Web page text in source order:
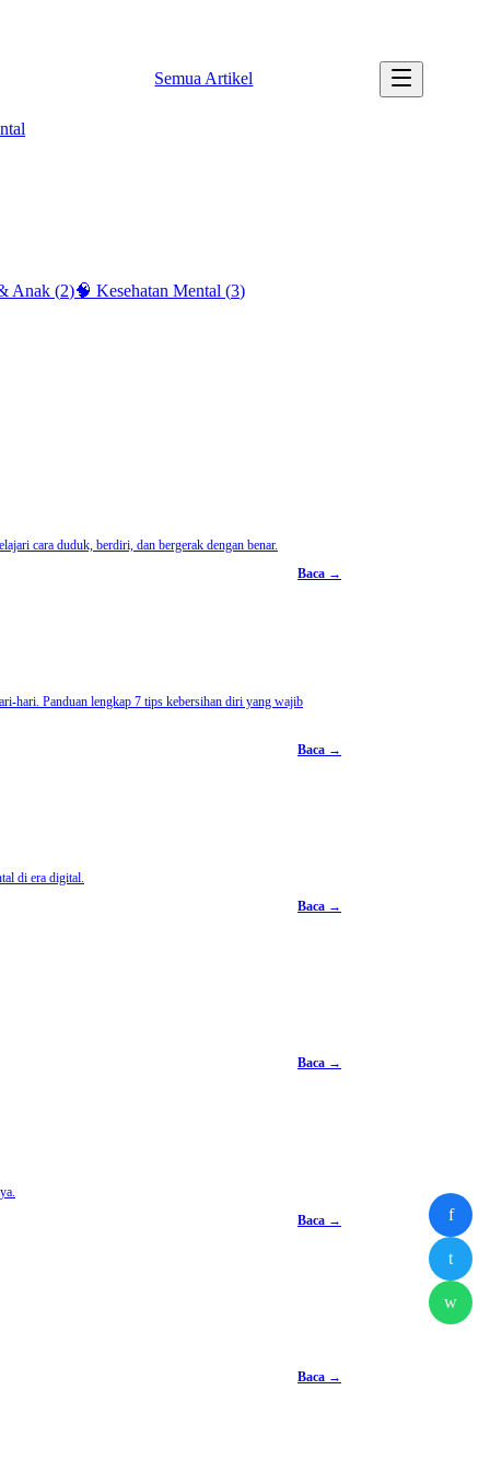
Semua Artikel
Anak (2)🧠 Kesehatan Mental (3)
cara duduk, berdiri, dan bergerak dengan benar.
Baca →
hari. Panduan lengkap 7 tips kebersihan diri yang wajib
Baca →
di era digital.
Baca →
Baca →
Baca →
Baca →
f
t
w